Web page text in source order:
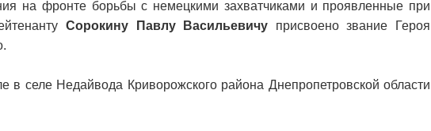
на фронте борьбы с немецкими захватчиками и проявленные при
Сорокину Павлу Васильевичу присвоено звание Героя
в селе Недайвода Криворожского района Днепропетровской области